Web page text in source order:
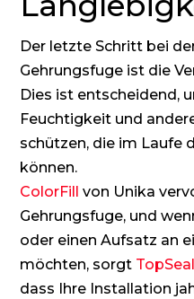
Der letzte Schritt bei
Gehrungsfuge ist die
Dies ist entscheidend,
Feuchtigkeit und
schützen, die im Laufe
können.
ColorFill von Unika
Gehrungsfuge, und
oder einen Aufsatz an
möchten, sorgt
dass Ihre Installation